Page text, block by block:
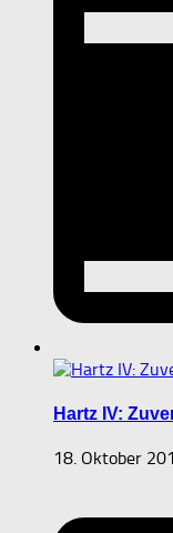
Hartz IV:
18. Oktober